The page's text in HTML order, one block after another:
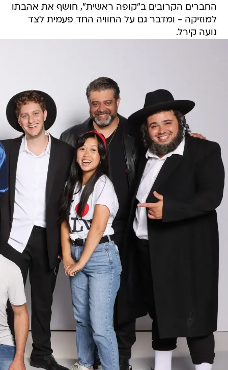
החברים הקרובים ב"קופה ראשית", חושף את אהבתו
למוזיקה - ומדבר גם על החוויה החד פעמית לצד
נועה קירל.